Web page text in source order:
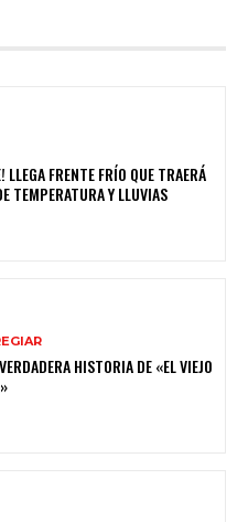
LLEGA FRENTE FRÍO QUE TRAERÁ
TEMPERATURA Y LLUVIAS
HISTORIA DE «EL VIEJO